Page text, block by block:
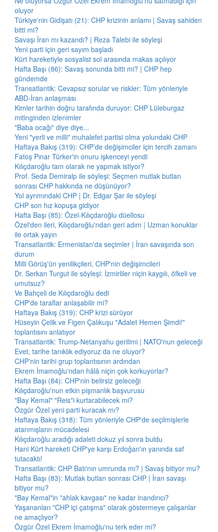
oluyor
Türkiye'nin Gidişatı (21): CHP krizinin anlamı | Savaş sahiden
bitti mi?
Savaşı İran mı kazandı? | Reza Talebi ile söyleşi
Yeni parti için geri sayım başladı
Kürt hareketiyle sosyalist sol arasında makas açılıyor
Hafta Başı (86): Savaş sonunda bitti mi? | CHP hep
gündemde
Transatlantik: Cevapsız sorular ve riskler: Tüm yönleriyle
ABD-İran anlaşması
Kimler tarihin doğru tarafında duruyor: CHP Lüleburgaz
mitinginden izlenimler
"Baba ocağı" diye diye...
Yeni "yerli ve milli" muhalefet partisi olma yolundaki CHP
Haftaya Bakış (319): CHP’de değişimciler için tercih zamanı
Fatoş Pınar Türker'in onuru işkenceyi yendi
Kılıçdaroğlu tam olarak ne yapmak istiyor?
Prof. Seda Demiralp ile söyleşi: Seçmen mutlak butlan
sonrası CHP hakkında ne düşünüyor?
Yol ayrımındaki CHP | Dr. Edgar Şar ile söyleşi
CHP son hız kopuşa gidiyor
Hafta Başı (85): Özel-Kılıçdaroğlu düellosu
Özel'den ileri, Kılıçdaroğlu'ndan geri adım | Uzman konuklar
ile ortak yayın
Transatlantik: Ermenistan'da seçimler | İran savaşında son
durum
Milli Görüş'ün yenilikçileri, CHP'nin değişimcileri
Dr. Serkan Turgut ile söyleşi: İzmirliler niçin kaygılı, öfkeli ve
umutsuz?
Ve Bahçeli de Kılıçdaroğlu dedi
CHP'de taraflar anlaşabilir mi?
Haftaya Bakış (319): CHP krizi sürüyor
Hüseyin Çelik ve Figen Çalıkuşu "Adalet Hemen Şimdi!"
toplantısını anlatıyor
Transatlantik: Trump-Netanyahu gerilimi | NATO'nun geleceği
Evet, tarihe tanıklık ediyoruz da ne oluyor?
CHP'nin tarihi grup toplantısının ardından
Ekrem İmamoğlu'ndan hâlâ niçin çok korkuyorlar?
Hafta Başı (84): CHP'nin belirsiz geleceği
Kılıçdaroğlu'nun etkin pişmanlık başvurusu
"Bay Kemal" "Reis"i kurtarabilecek mi?
Özgür Özel yeni parti kuracak mı?
Haftaya Bakış (318): Tüm yönleriyle CHP'de seçilmişlerle
atanmışların mücadelesi
Kılıçdaroğlu aradığı adaleti dokuz yıl sonra buldu
Hani Kürt hareketi CHP'ye karşı Erdoğan'ın yanında saf
tutacaktı!
Transatlantik: CHP Batı'nın umrunda mı? | Savaş bitiyor mu?
Hafta Başı (83): Mutlak butlan sonrası CHP | İran savaşı
bitiyor mu?
"Bay Kemal"in "ahlak kavgası" ne kadar inandırıcı?
Yaşananları "CHP içi çatışma" olarak göstermeye çalışanlar
ne amaçlıyor?
Özgür Özel Ekrem İmamoğlu'nu terk eder mi?